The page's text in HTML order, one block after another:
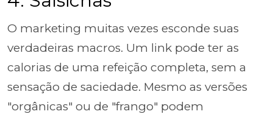
O marketing muitas vezes esconde suas
verdadeiras macros. Um link pode ter as
calorias de uma refeição completa, sem a
sensação de saciedade. Mesmo as versões
"orgânicas" ou de "frango" podem